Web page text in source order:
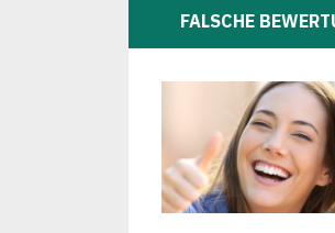
FALSCHE